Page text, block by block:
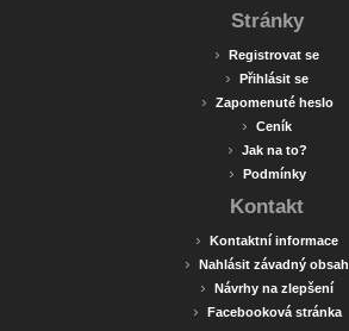
Stránky
› Registrovat se
› Přihlásit se
› Zapomenuté heslo
› Ceník
› Jak na to?
› Podmínky
Kontakt
› Kontaktní informace
› Nahlásit závadný obsah
› Návrhy na zlepšení
› Facebooková stránka